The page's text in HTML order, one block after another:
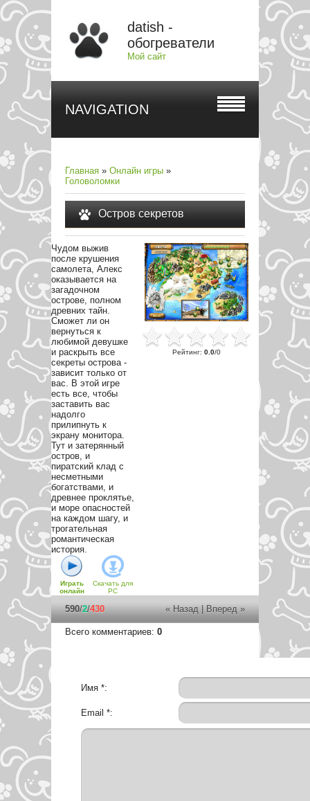
datish -
обогреватели
Мой сайт
NAVIGATION
Главная » Онлайн игры »
Головоломки
Остров секретов
Чудом выжив
после крушения
самолета, Алекс
оказывается на
загадочном
острове, полном
древних тайн.
Сможет ли он
вернуться к
любимой девушке
и раскрыть все
секреты острова -
зависит только от
вас. В этой игре
есть все, чтобы
заставить вас
надолго
прилипнуть к
экрану монитора.
Тут и затерянный
остров, и
пиратский клад с
несметными
богатствами, и
древнее проклятье,
и море опасностей
на каждом шагу, и
трогательная
романтическая
история.
Играть
онлайн
Скачать для
PC
Рейтинг: 0.0/0
« Назад|Вперед »
590/2/430
Всего комментариев: 0
Имя *:
Email *: